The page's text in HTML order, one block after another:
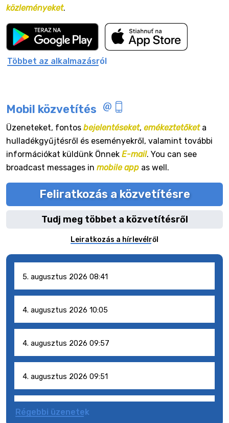
közleményeket.
Többet az alkalmazásról
Mobil közvetítés
Üzeneteket, fontos bejelentéseket, emékeztetőketa
hulladékgyűjtésről és eseményekről, valamint további
információkat küldünk Önnek E-mail. You can see
broadcast messages in mobile app as well.
Feliratkozás a közvetítésre
Tudj meg többet a közvetítésről
Leiratkozás a hírlevélről
5. augusztus 2026 08:41
4. augusztus 2026 10:05
4. augusztus 2026 09:57
4. augusztus 2026 09:51
4. augusztus 2026 09:48
Régebbi üzenetek